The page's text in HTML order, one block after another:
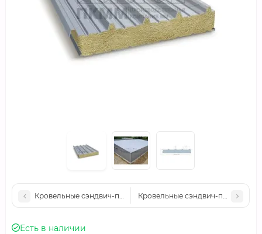
Кровельные сэндвич-панели алюминиевые минеральная
Кровельные сэндвич-панели
Есть в наличии